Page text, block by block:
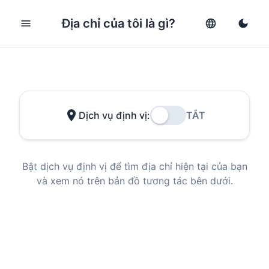
menu Địa chỉ của tôi là gì? language dark_mode
location_on Dịch vụ định vị: TẮT
Bật dịch vụ định vị để tìm địa chỉ hiện tại của bạn
và xem nó trên bản đồ tương tác bên dưới.